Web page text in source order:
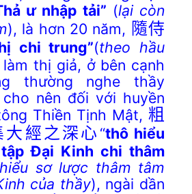
ư nhập tải” (lại còn
), là hơn 20 năm, 隨侍
chi trung”(theo hầu
thị giả, ở bên cạnh
thường nghe thầy
nên đối với huyền
Thiền Tịnh Mật, 粗
大經之深心 “thô hiểu
Đại Kinh chi thâm
sơ lược thâm tâm
của thầy), ngài dần